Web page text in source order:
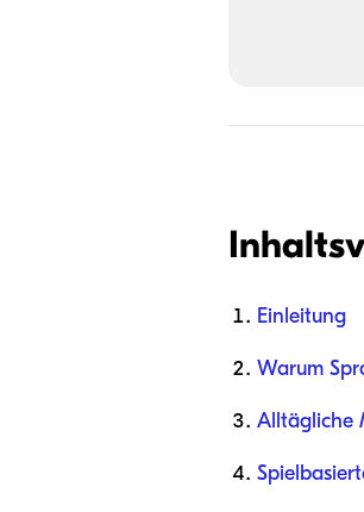
Einleitung
Warum
Alltägliche